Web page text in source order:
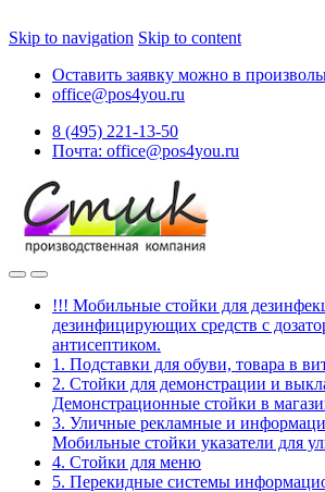
Skip to navigation Skip to content
Оставить заявку можно в
office@pos4you.ru
8 (495) 221-13-50
Почта: office@pos4you.ru
!!! Мобильные стойки для
дезинфицирующих средств с
антисептиком.
1. Подставки для обуви, товара в
2. Стойки для демонстрации и
Демонстрационные стойки в
3. Уличные рекламные и
Мобильные стойки указатели для
4. Стойки для меню
5. Перекидные системы